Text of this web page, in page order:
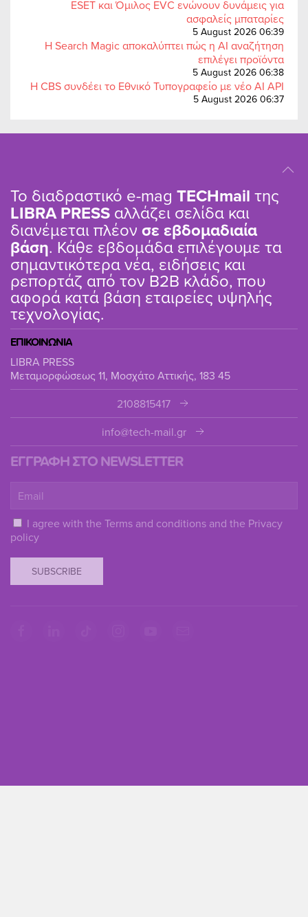
ESET και Όμιλος EVC ενώνουν δυνάμεις για
ασφαλείς μπαταρίες
5 August 2026 06:39
Η Search Magic αποκαλύπτει πώς η AI αναζήτηση
επιλέγει προϊόντα
5 August 2026 06:38
Η CBS συνδέει το Εθνικό Τυπογραφείο με νέο AI API
5 August 2026 06:37
Το διαδραστικό e-mag TΕCHmail της
LIBRA PRESS αλλάζει σελίδα και
διανέμεται πλέον σε εβδομαδιαία
βάση. Κάθε εβδομάδα επιλέγουμε τα
σημαντικότερα νέα, ειδήσεις και
ρεπορτάζ από τον B2B κλάδο, που
αφορά κατά βάση εταιρείες υψηλής
τεχνολογίας.
ΕΠΙΚΟΙΝΩΝΙΑ
LIBRA PRESS
Μεταμορφώσεως 11, Μοσχάτο Αττικής, 183 45
2108815417
info@tech-mail.gr
ΕΓΓΡΑΦΗ ΣΤΟ NEWSLETTER
I agree with the Terms and conditions and the Privacy
policy
SUBSCRIBE